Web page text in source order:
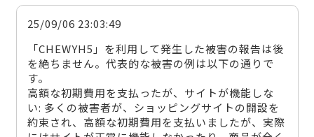
25/09/06 23:03:49
「CHEWYH5」を利用して発生した被害の報告は後
を絶ちません。代表的な被害の例は以下の通りで
す。
高額な初期費用を支払ったが、サイトが機能しな
い: 多くの被害者が、ショッピングサイトの開設を
約束され、高額な初期費用を支払いましたが、実際